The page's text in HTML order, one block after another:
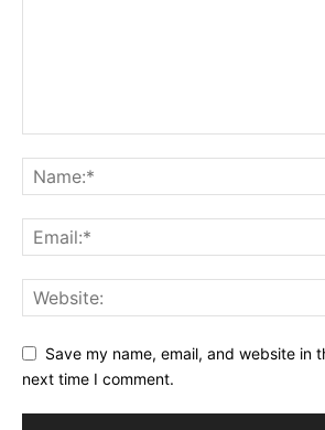
Save my name, email, and website in
next time I comment.